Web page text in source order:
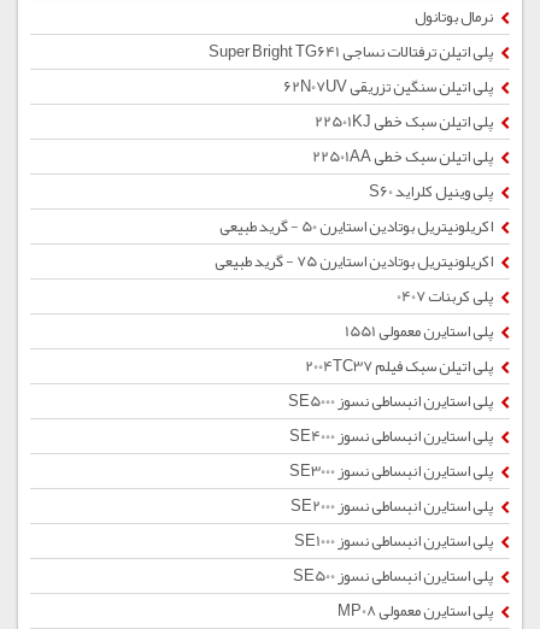
نرمال بوتانول
پلی اتیلن ترفتالات نساجی Super Bright TG641
پلی اتیلن سنگین تزریقی 62N07UV
پلی اتیلن سبک خطی 22501KJ
پلی اتیلن سبک خطی 22501AA
پلی وینیل کلراید S60
اکریلونیتریل بوتادین استایرن 50 - گرید طبیعی
اکریلونیتریل بوتادین استایرن 75 - گرید طبیعی
پلی کربنات 0407
پلی استایرن معمولی 1551
پلی اتیلن سبک فیلم 2004TC37
پلی استایرن انبساطی نسوز SE5000
پلی استایرن انبساطی نسوز SE4000
پلی استایرن انبساطی نسوز SE3000
پلی استایرن انبساطی نسوز SE2000
پلی استایرن انبساطی نسوز SE1000
پلی استایرن انبساطی نسوز SE500
پلی استایرن معمولی MP08